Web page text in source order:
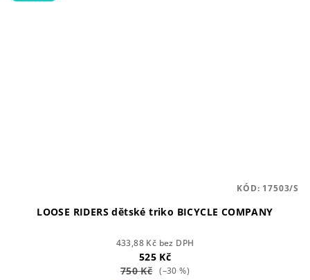
LOOSE RIDERS dětské triko BICYCLE COMPANY
433,88 Kč bez DPH
525 Kč
750 Kč (–30 %)
KÓD: 17503/S